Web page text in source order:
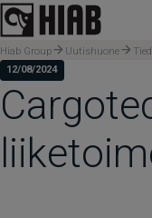
Hiab Group Uutishuone
12/08/2024